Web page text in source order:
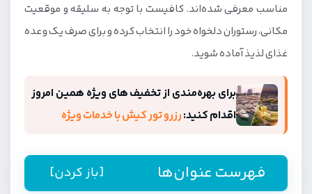
مناسب معرفی شده‌اند. کافیست با توجه به سلیقه و موقعیت
مکانی، رستوران دلخواه خود را انتخاب کرده و برای صرف یک وعده
غذای لذیذ آماده شوید.
برای بهره‌مندی از تخفیف های ویژه همین امروز
اقدام کنید:رزرو تور کیش با خدمات ویژه
فهرست عنوان‌ها [باز کردن]